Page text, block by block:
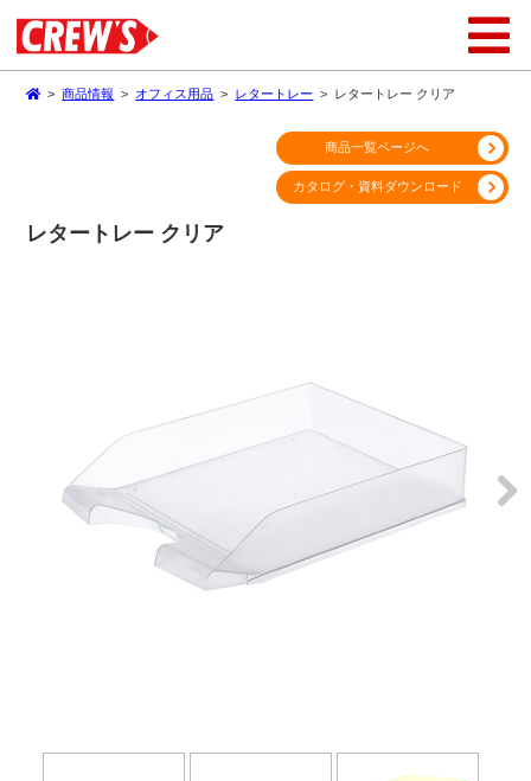
>商品情報 > オフィス用品 > レタートレー > レタートレー クリア
レタートレー クリア
商品一覧ページへ
カタログ・資料ダウンロード